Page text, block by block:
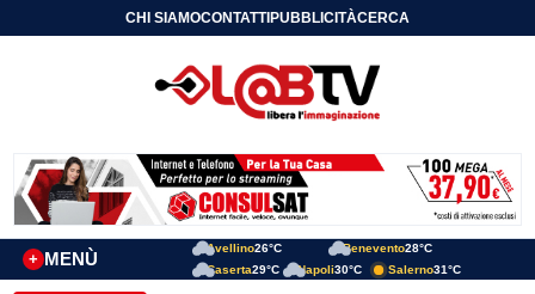
CHI SIAMOCONTATTIPUBBLICITÀCERCA
MENÙ
+
Avellino26°C Benevento28°C
Caserta29°C Napoli30°C Salerno31°C